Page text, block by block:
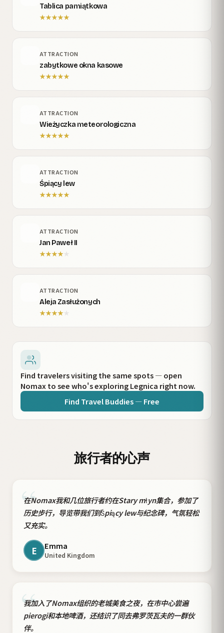
Tablica pamiątkowa
★★★★★
ATTRACTION
zabytkowe okna kasowe
★★★★★
ATTRACTION
Wieżyczka meteorologiczna
★★★★★
ATTRACTION
Śpiący lew
★★★★★
ATTRACTION
Jan Paweł II
★★★★ ★
ATTRACTION
Aleja Zasłużonych
★★★★ ★
Find travelers visiting the same spots — open
Nomax to see who's exploring Legnica right now.
Find Travel Buddies — Free
旅行者的心声
“
在Nomax我和几位旅行者约在Stary młyn集合，参加了
历史步行，导览带我们到Śpiący lew与纪念碑，气氛轻松
又充实。
E Emma
United Kingdom
“
我加入了Nomax组织的老城美食之夜，在市中心尝遍
pierogi和本地啤酒，还结识了同去弗罗茨瓦夫的一群伙
伴。